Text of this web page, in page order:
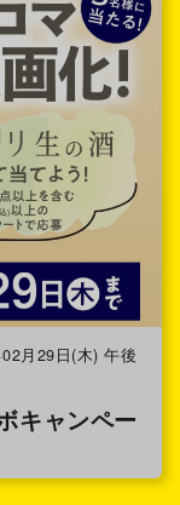
月29日(木) 午後
キャンペー